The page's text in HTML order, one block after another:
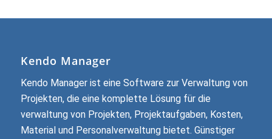
Kendo Manager
Kendo Manager ist eine Software zur Verwaltung von
Projekten, die eine komplette Lösung für die
verwaltung von Projekten, Projektaufgaben, Kosten,
Material und Personalverwaltung bietet. Günstiger